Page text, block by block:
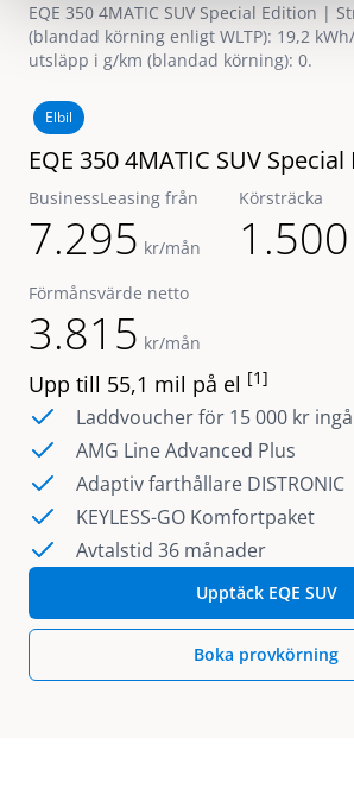
EQE 350 4MATIC SUV Special Edition |
(blandad körning enligt WLTP): 19,2
utsläpp i g/km (blandad körning): 0.
Elbil
EQE 350 4MATIC SUV
BusinessLeasing från
7.295 kr/mån
Körsträcka
1.500
Förmånsvärde netto
3.815 kr/mån
Upp till 55,1 mil på el [1]
Laddvoucher för 15 000 kr
AMG Line Advanced Plus
Adaptiv farthållare DISTRONIC
KEYLESS-GO Komfortpaket
Avtalstid 36 månader
Upptäck EQE SUV
Boka provkörning